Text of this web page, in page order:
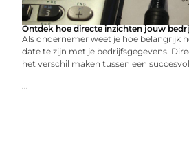
Ontdek hoe directe inzichten jouw
Als ondernemer weet je hoe belangrijk
date te zijn met je bedrijfsgegevens.
het verschil maken tussen een
...